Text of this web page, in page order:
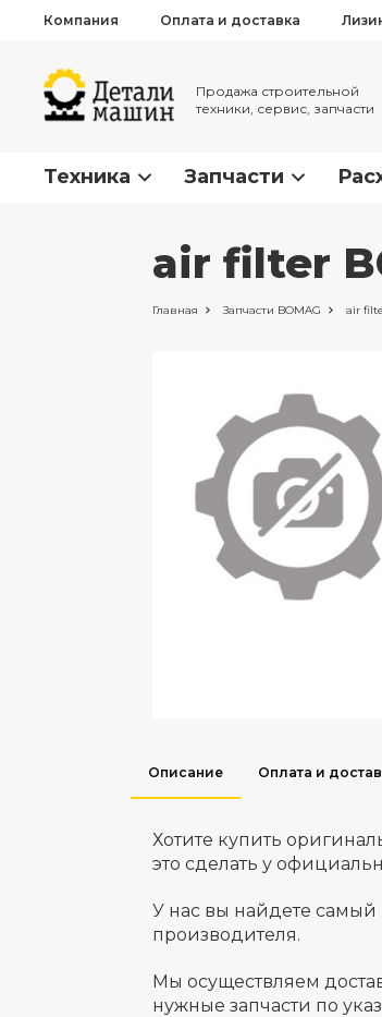
Компания Оплата и доставка
Продажа строительной
техники, сервис, запчасти
Техника Запчасти
air filter
Главная Запчасти BOMAG air
Описание Оплата и
Хотите купить
это сделать у
У нас вы найдете
производителя.
Мы осуществляем
нужные запчасти по